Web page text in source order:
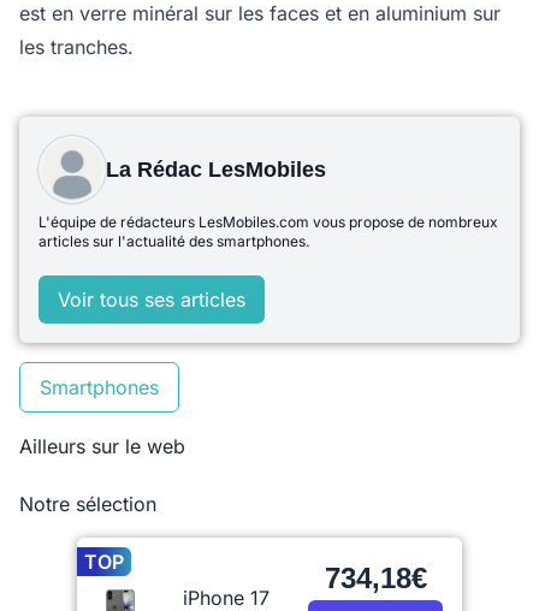
est en verre minéral sur les faces et en aluminium sur
les tranches.
La Rédac LesMobiles
L'équipe de rédacteurs LesMobiles.com vous propose de nombreux
articles sur l'actualité des smartphones.
Voir tous ses articles
Smartphones
Ailleurs sur le web
Notre sélection
TOP
iPhone 17
734,18€